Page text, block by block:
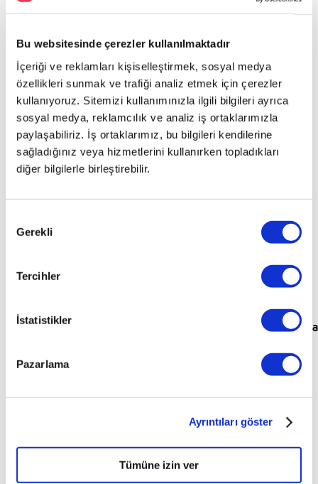
Bu websitesinde çerezler kullanılmaktadır
İçeriği ve reklamları kişiselleştirmek, sosyal medya
özellikleri sunmak ve trafiği analiz etmek için çerezler
kullanıyoruz. Sitemizi kullanımınızla ilgili bilgileri ayrıca
sosyal medya, reklamcılık ve analiz iş ortaklarımızla
paylaşabiliriz. İş ortaklarımız, bu bilgileri kendilerine
sağladığınız veya hizmetlerini kullanırken topladıkları
diğer bilgilerle birleştirebilir.
Seçimi
Gerekli
Tercihler
İstatistikler
Pazarlama
Ayrıntıları göster
Tümüne izin ver
İlginizi çekebilecek haberler
Jaguar, tamamen elektrikli araçların mücadele ettiği Formula
18.12.2015